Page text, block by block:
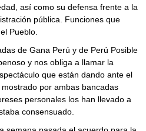
así como su defensa frente a la
pública. Funciones que
Pueblo.
de Gana Perú y de Perú Posible
y nos obliga a llamar la
que están dando ante el
por ambas bancadas
personales los han llevado a
consensuado.